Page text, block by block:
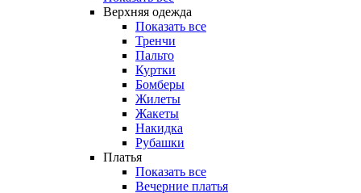
Верхняя одежда
Показать все
Тренчи
Пальто
Куртки
Бомберы
Жилеты
Жакеты
Накидка
Рубашки
Платья
Показать все
Вечерние платья